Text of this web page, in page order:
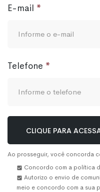
E-mail
Telefone
CLIQUE PARA
Ao prosseguir, você concorda
Concordo com a política
Autorizo o envio de
meio e concordo com a sua